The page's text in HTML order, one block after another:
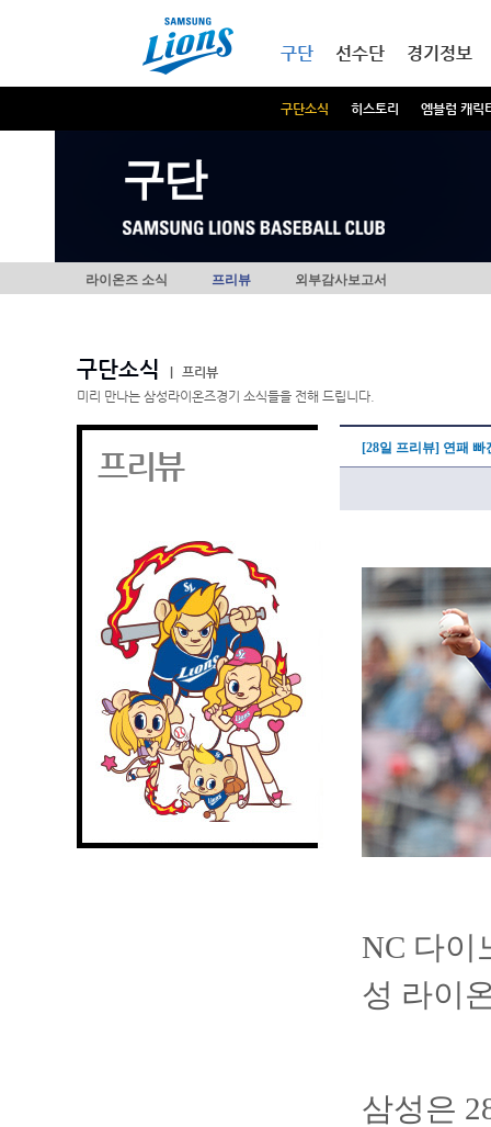
구단
구단소식 히스토리 엠블럼 캐릭
선수단 경기정보
구단
라이온즈 소식 프리뷰 외부감사보고서
구단소식
프리뷰
미리 만나는 삼성라이온즈경기 소식들을 전해 드립니다.
프리뷰 [28일 프리뷰] 연패
NC 다이
성 라이
삼성은